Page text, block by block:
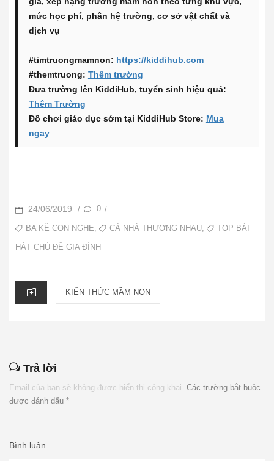
mức học phí, phân hệ trường, cơ sở vật chất và
dịch vụ
#timtruongmamnon: https://kiddihub.com
#themtruong: Thêm trường
Đưa trường lên KiddiHub, tuyển sinh hiệu quả:
Thêm Trường
Đồ chơi giáo dục sớm tại KiddiHub Store: Mua
ngay
POSTED
ON
24/06/2019 / 0 /
TAGSBA KỂ CON NGHE CẢ NHÀ THƯƠNG NHAU TOP BÀI
HÁT CHỦ ĐỀ GIA ĐÌNH
CATEGORIES
KIẾN THỨC MẦM NON
Trả lời
Email của bạn sẽ không được hiển thị công khai. Các trường bắt buộc
được đánh dấu *
Bình luận